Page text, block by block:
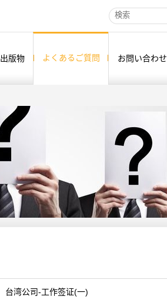
出版物 よくあるご質問 お問い合わせ
台湾公司-工作签证(一)